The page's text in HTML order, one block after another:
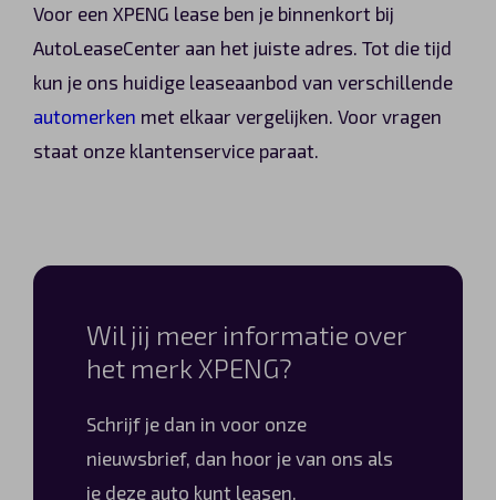
Voor een XPENG lease ben je binnenkort bij
AutoLeaseCenter aan het juiste adres. Tot die tijd
kun je ons huidige leaseaanbod van verschillende
automerken met elkaar vergelijken. Voor vragen
staat onze klantenservice paraat.
Wil jij meer informatie over
het merk XPENG?
Schrijf je dan in voor onze
nieuwsbrief, dan hoor je van ons als
je deze auto kunt leasen.